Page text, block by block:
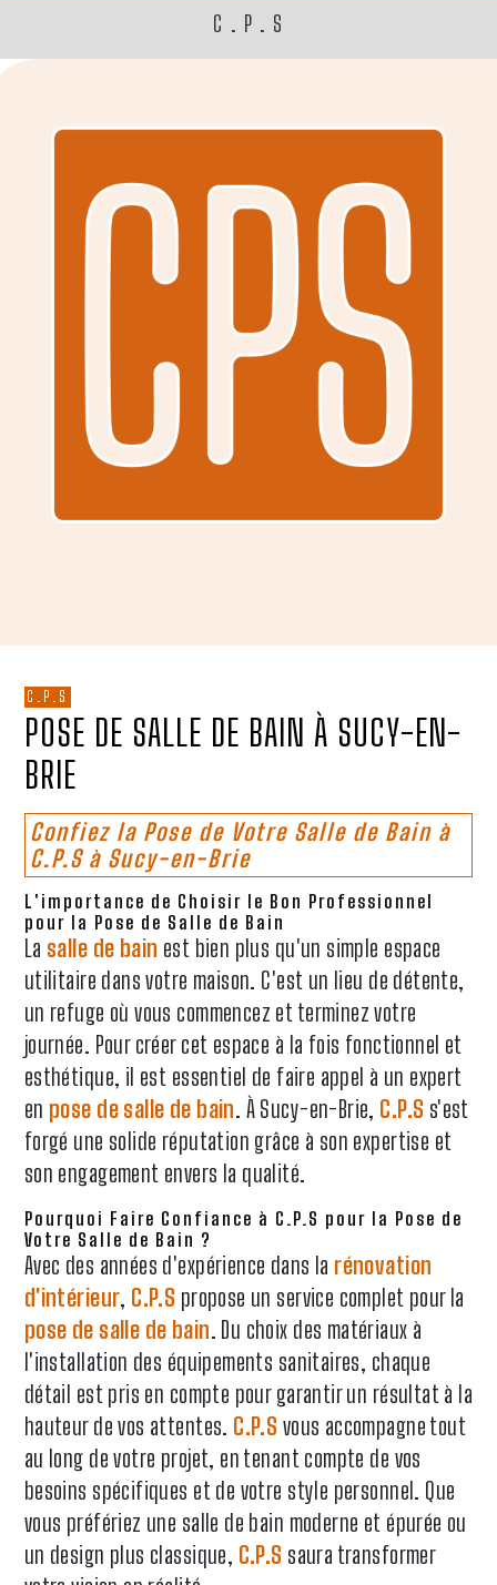
C.P.S
C.P.S
POSE DE SALLE DE BAIN À SUCY-EN-
BRIE
Confiez la Pose de Votre Salle de Bain à
C.P.S à Sucy-en-Brie
L'importance de Choisir le Bon Professionnel
pour la Pose de Salle de Bain
La salle de bain est bien plus qu'un simple espace
utilitaire dans votre maison. C'est un lieu de détente,
un refuge où vous commencez et terminez votre
journée. Pour créer cet espace à la fois fonctionnel et
esthétique, il est essentiel de faire appel à un expert
en pose de salle de bain. À Sucy-en-Brie, C.P.S s'est
forgé une solide réputation grâce à son expertise et
son engagement envers la qualité.
Pourquoi Faire Confiance à C.P.S pour la Pose de
Votre Salle de Bain ?
Avec des années d'expérience dans la rénovation
d'intérieur, C.P.S propose un service complet pour la
pose de salle de bain. Du choix des matériaux à
l'installation des équipements sanitaires, chaque
détail est pris en compte pour garantir un résultat à la
hauteur de vos attentes. C.P.S vous accompagne tout
au long de votre projet, en tenant compte de vos
besoins spécifiques et de votre style personnel. Que
vous préfériez une salle de bain moderne et épurée ou
un design plus classique, C.P.S saura transformer